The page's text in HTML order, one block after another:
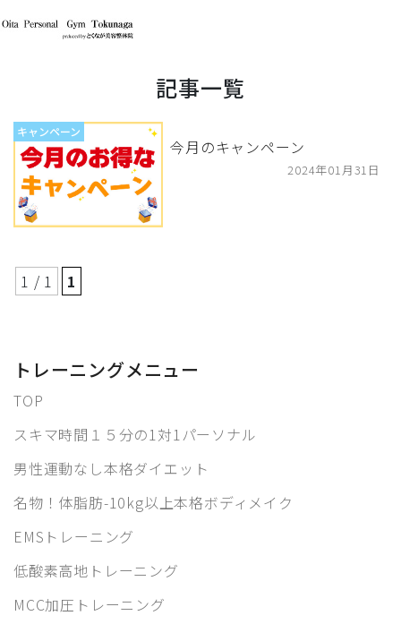
記事一覧
キャンペーン
今月のキャンペーン
2024年01月31日
1 / 1 1
トレーニングメニュー
TOP
スキマ時間１５分の1対1パーソナル
男性運動なし本格ダイエット
名物！体脂肪-10kg以上本格ボディメイク
EMSトレーニング
低酸素高地トレーニング
MCC加圧トレーニング